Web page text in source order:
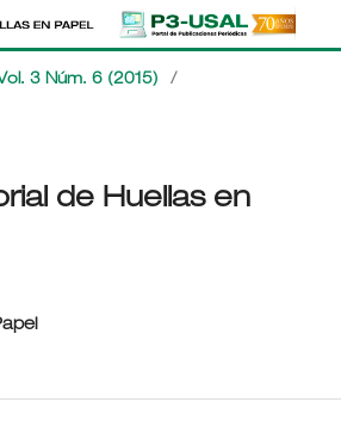
3 Núm. 6 (2015) /
de Huellas en